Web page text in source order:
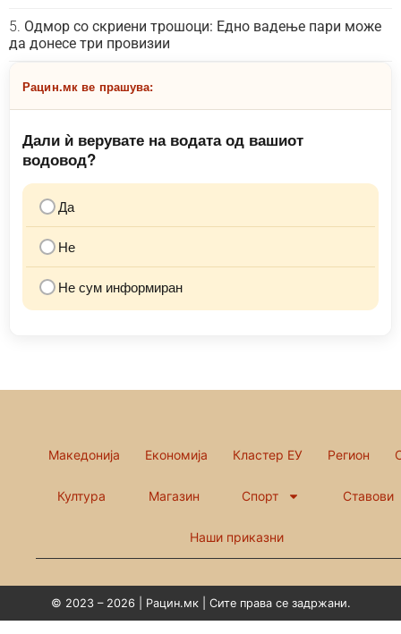
Одмор со скриени трошоци: Едно вадење пари може
да донесе три провизии
Рацин.мк ве прашува:
Дали ѝ верувате на водата од вашиот
водовод?
Да
Не
Не сум информиран
Македонија Економија Кластер ЕУ Регион
Култура Магазин Спорт Ставови
Наши приказни
© 2023 – 2026 | Рацин.мк | Сите права се задржани.